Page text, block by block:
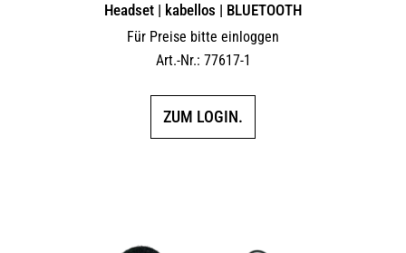
Headset | kabellos | BLUETOOTH
Für Preise bitte einloggen
Art.-Nr.: 77617-1
ZUM LOGIN.